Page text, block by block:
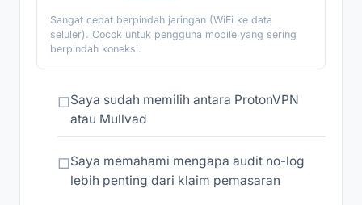
Sangat cepat berpindah jaringan (WiFi ke data
seluler). Cocok untuk pengguna mobile yang sering
berpindah koneksi.
Saya sudah memilih antara ProtonVPN
atau Mullvad
Saya memahami mengapa audit no-log
lebih penting dari klaim pemasaran